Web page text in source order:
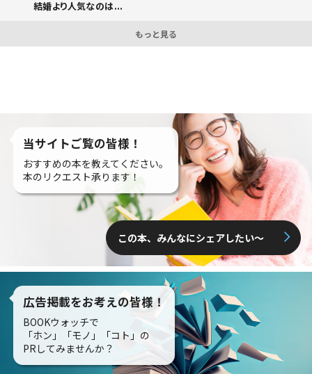
結婚より人気なのは...
もっと見る
当サイトご覧の皆様！
おすすめの本を教えてください。
本のリクエスト承ります！
この本、みんなにシェアしたい〜
広告掲載をお考えの皆様！
BOOKウォッチで
「ホン」「モノ」「コト」の
PRしてみませんか？